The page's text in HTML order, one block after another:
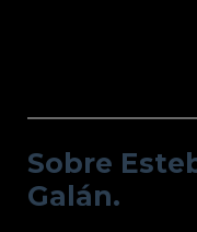
Sobre
Galán.